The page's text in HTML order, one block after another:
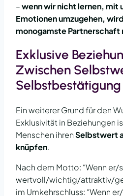
–wenn wir nicht lernen, mit
Emotionen umzugehen,
monogamste
Exklusive
Zwischen
Selbstbestätigung
Ein weiterer Grund für den
Exklusivität in Beziehungen
Menschen ihrenSelbstwert
knüpfen.
Nach dem Motto: “Wenn
wertvoll/wichtig/attraktiv/
im Umkehrschluss: “Wenn